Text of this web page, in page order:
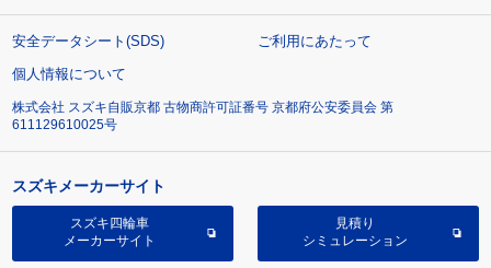
安全データシート(SDS)
ご利用にあたって
個人情報について
株式会社 スズキ自販京都 古物商許可証番号 京都府公安委員会 第
611129610025号
スズキメーカーサイト
スズキ四輪車
メーカーサイト
見積り
シミュレーション